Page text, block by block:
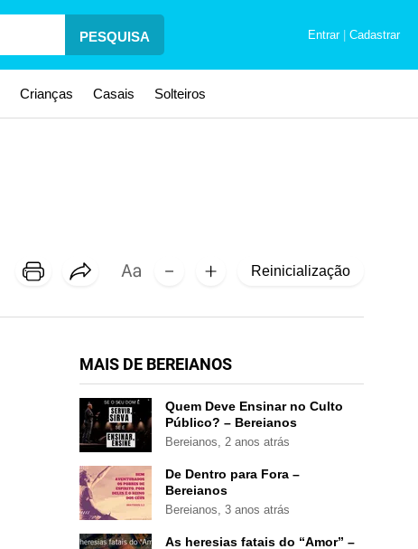
PESQUISA Entrar | Cadastrar
Crianças Casais Solteiros
Reinicialização
MAIS DE BEREIANOS
Quem Deve Ensinar no Culto
Público? – Bereianos
Bereianos 2 anos atrás
De Dentro para Fora –
Bereianos
Bereianos 3 anos atrás
As heresias fatais do “Amor” –